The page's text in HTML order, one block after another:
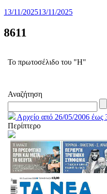
13/11/202513/11/2025
8611
Το πρωτοσέλιδο του "Η"
Αναζήτηση
Αρχείο από 26/05/2006 έως
Περίπτερο